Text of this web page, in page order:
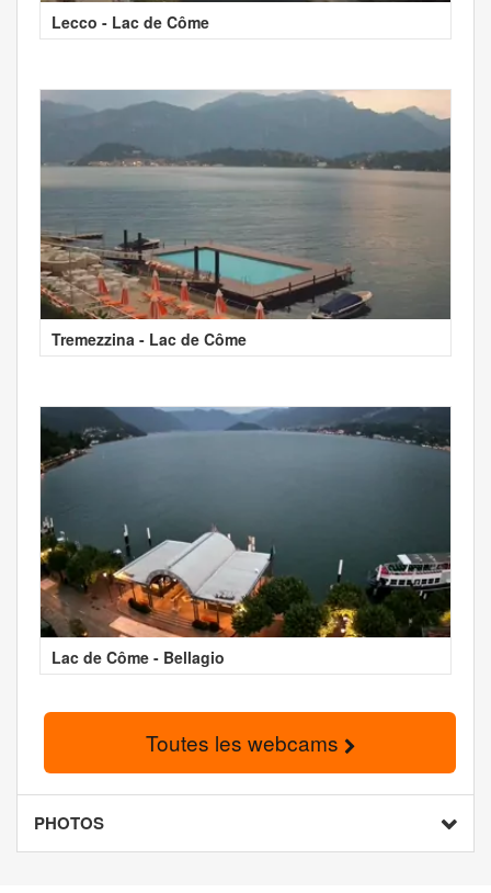
Lecco - Lac de Côme
Tremezzina - Lac de Côme
Lac de Côme - Bellagio
Toutes les webcams
PHOTOS